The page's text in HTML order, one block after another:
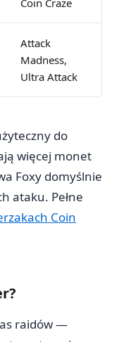
Attack
Madness,
Ultra Attack
do
więcej monet
Foxy domyślnie
ataku. Pełne
Coin
raidów —